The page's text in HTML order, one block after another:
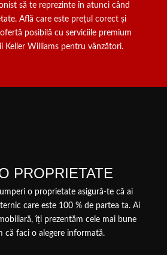
să te reprezinte în atunci când
Află care este prețul corect și
posibilă cu serviciile premium
Keller Williams pentru vânzători.
PROPRIETATE
o proprietate asigură-te că ai
care este 100 % de partea ta. Ai
îți prezentăm cele mai bune
că faci o alegere informată.